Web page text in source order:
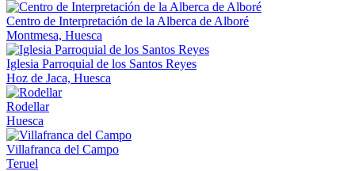
Centro de Interpretación de la Alberca de Alboré
Montmesa, Huesca
Iglesia Parroquial de los Santos Reyes
Hoz de Jaca, Huesca
Rodellar
Huesca
Villafranca del Campo
Teruel